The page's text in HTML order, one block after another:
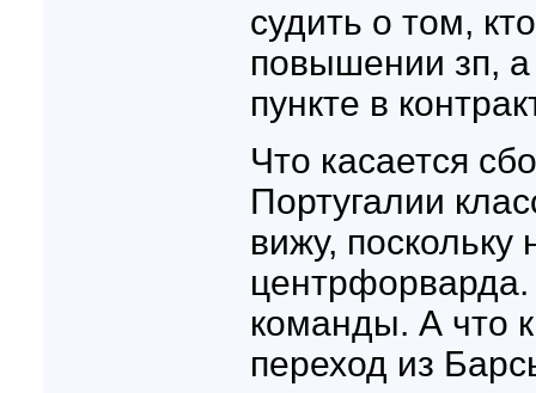
судить о том,
повышении зп,
пункте в
Что касается
Португалии
вижу, поскольку
центрфорварда.
команды. А что
переход из